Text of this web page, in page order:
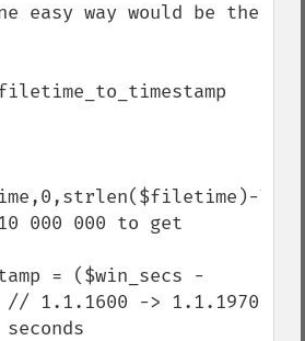
easy way would be the
7);
000 000 to get
// 1.1.1600 -> 1.1.1970